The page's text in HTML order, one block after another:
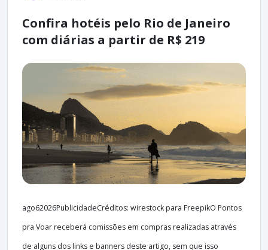
Confira hotéis pelo Rio de Janeiro
com diárias a partir de R$ 219
ago62026PublicidadeCréditos: wirestock para FreepikO Pontos
pra Voar receberá comissões em compras realizadas através
de alguns dos links e banners deste artigo, sem que isso